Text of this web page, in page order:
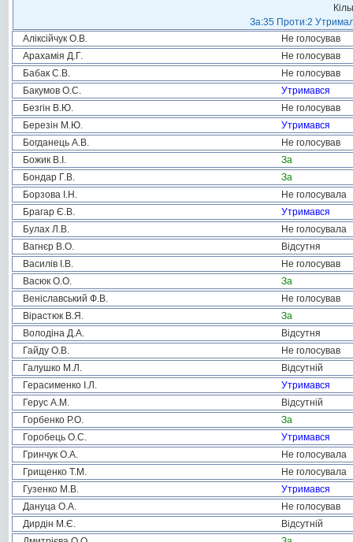
За:35 Проти:2
Аліксійчук О.В.
Не голосував
Арахамія Д.Г.
Не голосував
Бабак С.В.
Не голосував
Бакумов О.С.
Утримався
Безгін В.Ю.
Не голосував
Березін М.Ю.
Утримався
Богданець А.В.
Не голосував
Божик В.І.
За
Бондар Г.В.
За
Борзова І.Н.
Не голосувала
Брагар Є.В.
Утримався
Булах Л.В.
Не голосувала
Вагнєр В.О.
Відсутня
Василів І.В.
Не голосував
Васюк О.О.
За
Веніславський Ф.В.
Не голосував
Вірастюк В.Я.
За
Володіна Д.А.
Відсутня
Гайду О.В.
Не голосував
Галушко М.Л.
Відсутній
Герасименко І.Л.
Утримався
Герус А.М.
Відсутній
Горбенко Р.О.
За
Горобець О.С.
Утримався
Гринчук О.А.
Не голосувала
Грищенко Т.М.
Не голосувала
Гузенко М.В.
Утримався
Дануца О.А.
Не голосував
Дирдін М.Є.
Відсутній